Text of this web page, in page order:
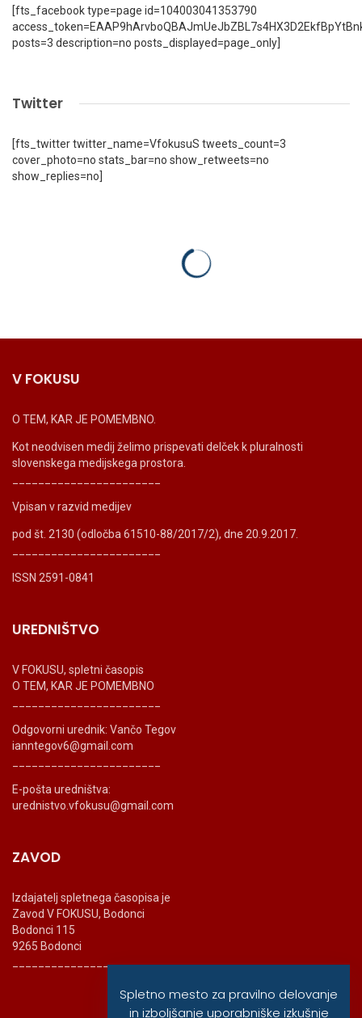
[fts_facebook type=page id=104003041353790
posts=3 description=no posts_displayed=page_only]
Twitter
[fts_twitter twitter_name=VfokusuS tweets_count=3
cover_photo=no stats_bar=no show_retweets=no
show_replies=no]
V FOKUSU
O TEM, KAR JE POMEMBNO.
Kot neodvisen medij želimo prispevati delček k pluralnosti
slovenskega medijskega prostora.
Vpisan v razvid medijev
pod št. 2130 (odločba 61510-88/2017/2), dne 20.9.2017.
ISSN 2591-0841
UREDNIŠTVO
V FOKUSU, spletni časopis
O TEM, KAR JE POMEMBNO
Odgovorni urednik: Vančo Tegov
ianntegov6@gmail.com
E-pošta uredništva:
urednistvo.vfokusu@gmail.com
ZAVOD
Izdajatelj spletnega časopisa je
Zavod V FOKUSU, Bodonci
Bodonci 115
9265 Bodonci
_______________________
Spletno mesto za pravilno delovanje
in izboljšanje uporabniške izkušnje